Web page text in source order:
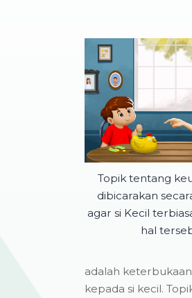
Topik tentang
dibicarakan
agar si Kecil
hal
adalah
kepada si kecil.